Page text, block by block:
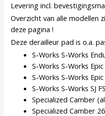
Levering incl.
Overzicht van alle modellen
deze pagina !
Deze derailleur pad is o.a.
S-Works S-Works
S-Works S-Works Epic
S-Works S-Works Epic
S-Works S-Works SJ
Specialized Camber
Specialized Camber